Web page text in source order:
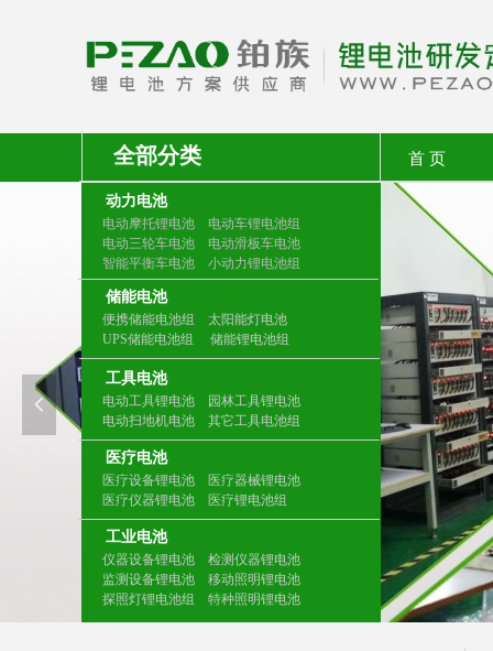
넳
医疗电池
医疗设备锂电池 医疗器械锂电池
医疗仪器锂电池 医疗锂电池组
工具电池
电动工具锂电池 园林工具锂电池
电动扫地机电池 其它工具电池组
动力电池
电动摩托锂电池 电动车锂电池组
电动三轮车电池 电动滑板车电池
智能平衡车电池 小动力锂电池组
储能电池
便携储能电池组 太阳能灯电池
UPS储能电池组 储能锂电池组
工业电池
仪器设备锂电池 检测仪器锂电池
监测设备锂电池 移动照明锂电池
探照灯锂电池组 特种照明锂电池
首 页
全部分类